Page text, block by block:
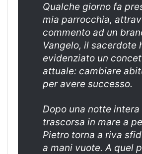
Qualche giorno fa
mia parrocchia,
commento ad un
Vangelo, il sacerdote
evidenziato un
attuale: cambiare
per avere successo.
Dopo una notte intera
trascorsa in mare a
Pietro torna a riva
a mani vuote. A quel